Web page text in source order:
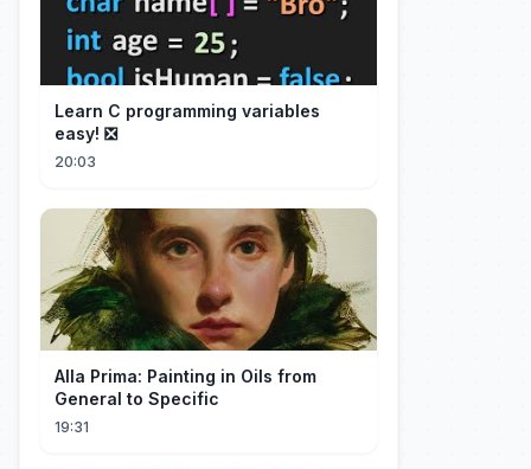
Learn C programming variables
easy! ❎
20:03
Alla Prima: Painting in Oils from
General to Specific
19:31